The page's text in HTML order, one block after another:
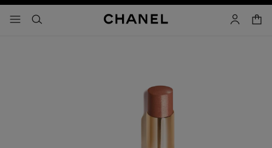
- navegación principal
buscar cuenta